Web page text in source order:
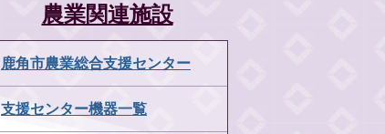
農業関連施設
鹿角市農業総合支援センター
支援センター機器一覧